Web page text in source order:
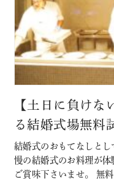
【土日に負けな
る結婚式場無料
結婚式のおもてなしと
慢の結婚式のお料理が体
ご賞味下さいませ。 無